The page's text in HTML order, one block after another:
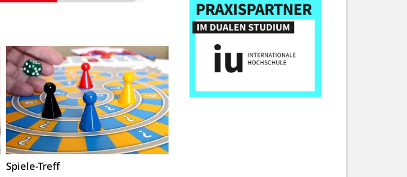
Spiele-Treff